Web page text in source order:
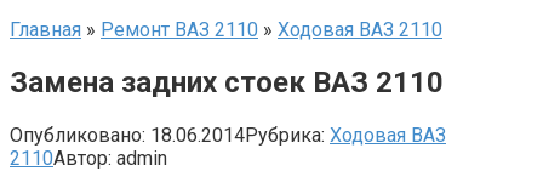
Главная » Ремонт ВАЗ 2110 » Ходовая ВАЗ 2110
Замена задних стоек ВАЗ 2110
Опубликовано: 18.06.2014Рубрика: Ходовая ВАЗ
2110Автор: admin